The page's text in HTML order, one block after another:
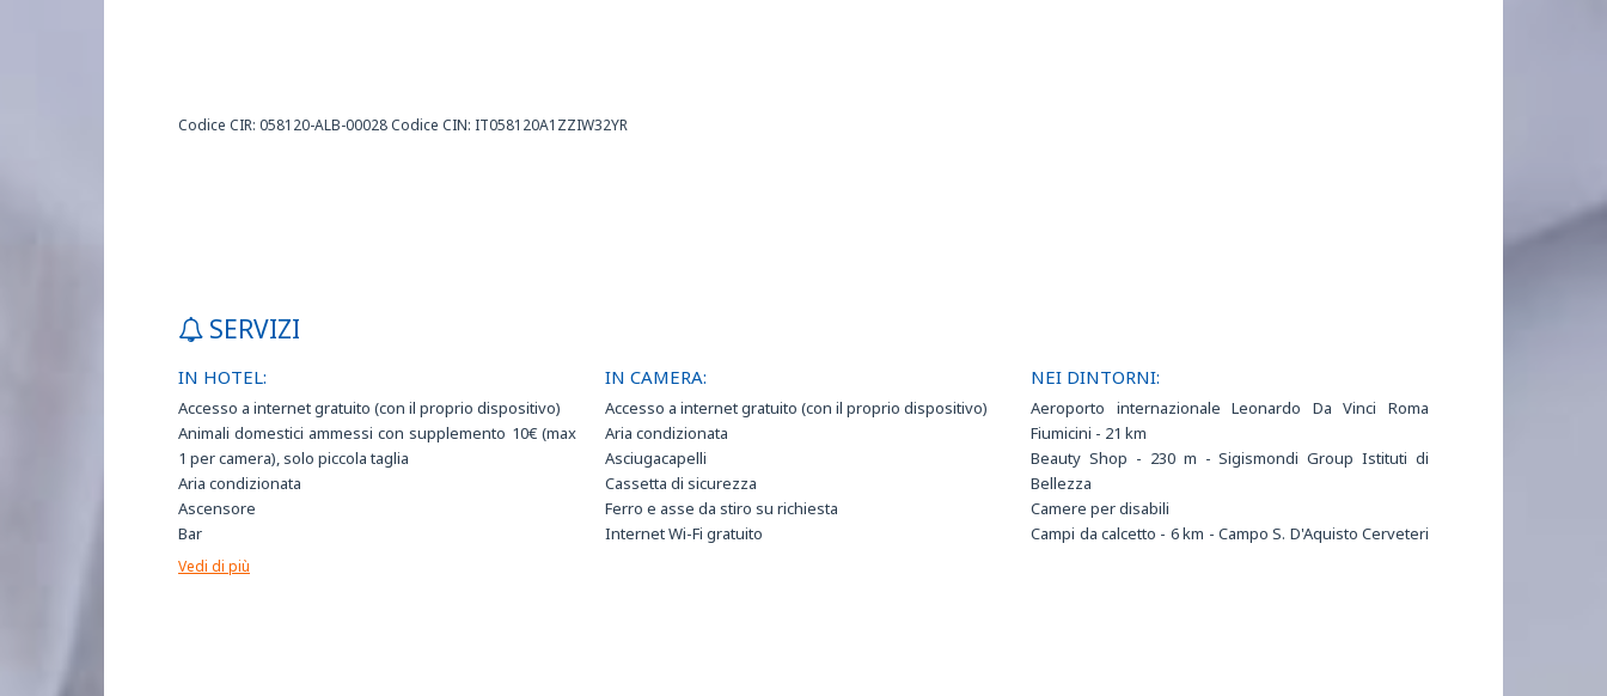
Codice CIR: 058120-ALB-00028 Codice CIN: IT058120A1ZZIW32YR
SERVIZI
IN HOTEL:
Accesso a internet gratuito (con il proprio dispositivo)
Animali domestici ammessi con supplemento 10€ (max
1 per camera), solo piccola taglia
Aria condizionata
Ascensore
Bar
Biciclette a pagamento per gli ospiti
IN CAMERA:
Accesso a internet gratuito (con il proprio dispositivo)
Aria condizionata
Asciugacapelli
Cassetta di sicurezza
Ferro e asse da stiro su richiesta
Internet Wi-Fi gratuito
NEI DINTORNI:
Aeroporto internazionale Leonardo Da Vinci Roma
Fiumicini - 21 km
Beauty Shop - 230 m - Sigismondi Group Istituti di
Bellezza
Camere per disabili
Campi da calcetto - 6 km - Campo S. D'Aquisto Cerveteri
Vedi di più